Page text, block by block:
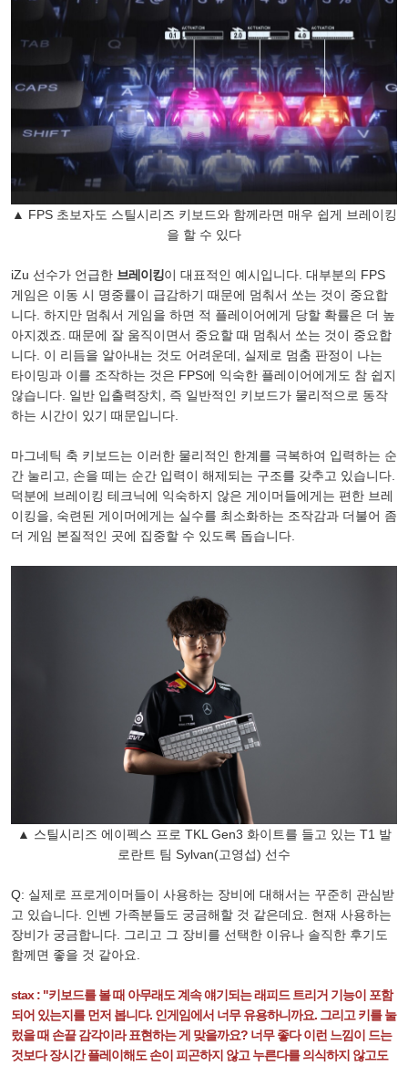
▲ FPS 초보자도 스틸시리즈 키보드와 함께라면 매우 쉽게 브레이킹
을 할 수 있다
iZu 선수가 언급한 브레이킹이 대표적인 예시입니다. 대부분의 FPS
게임은 이동 시 명중률이 급감하기 때문에 멈춰서 쏘는 것이 중요합
니다. 하지만 멈춰서 게임을 하면 적 플레이어에게 당할 확률은 더 높
아지겠죠. 때문에 잘 움직이면서 중요할 때 멈춰서 쏘는 것이 중요합
니다. 이 리듬을 알아내는 것도 어려운데, 실제로 멈춤 판정이 나는
타이밍과 이를 조작하는 것은 FPS에 익숙한 플레이어에게도 참 쉽지
않습니다. 일반 입출력장치, 즉 일반적인 키보드가 물리적으로 동작
하는 시간이 있기 때문입니다.
마그네틱 축 키보드는 이러한 물리적인 한계를 극복하여 입력하는 순
간 눌리고, 손을 떼는 순간 입력이 해제되는 구조를 갖추고 있습니다.
덕분에 브레이킹 테크닉에 익숙하지 않은 게이머들에게는 편한 브레
이킹을, 숙련된 게이머에게는 실수를 최소화하는 조작감과 더불어 좀
더 게임 본질적인 곳에 집중할 수 있도록 돕습니다.
▲ 스틸시리즈 에이펙스 프로 TKL Gen3 화이트를 들고 있는 T1 발
로란트 팀 Sylvan(고영섭) 선수
Q: 실제로 프로게이머들이 사용하는 장비에 대해서는 꾸준히 관심받
고 있습니다. 인벤 가족분들도 궁금해할 것 같은데요. 현재 사용하는
장비가 궁금합니다. 그리고 그 장비를 선택한 이유나 솔직한 후기도
함께면 좋을 것 같아요.
stax : "키보드를 볼 때 아무래도 계속 얘기되는 래피드 트리거 기능이 포함
되어 있는지를 먼저 봅니다. 인게임에서 너무 유용하니까요. 그리고 키를 눌
렀을 때 손끝 감각이라 표현하는 게 맞을까요? 너무 좋다 이런 느낌이 드는
것보다 장시간 플레이해도 손이 피곤하지 않고 누른다를 의식하지 않고도